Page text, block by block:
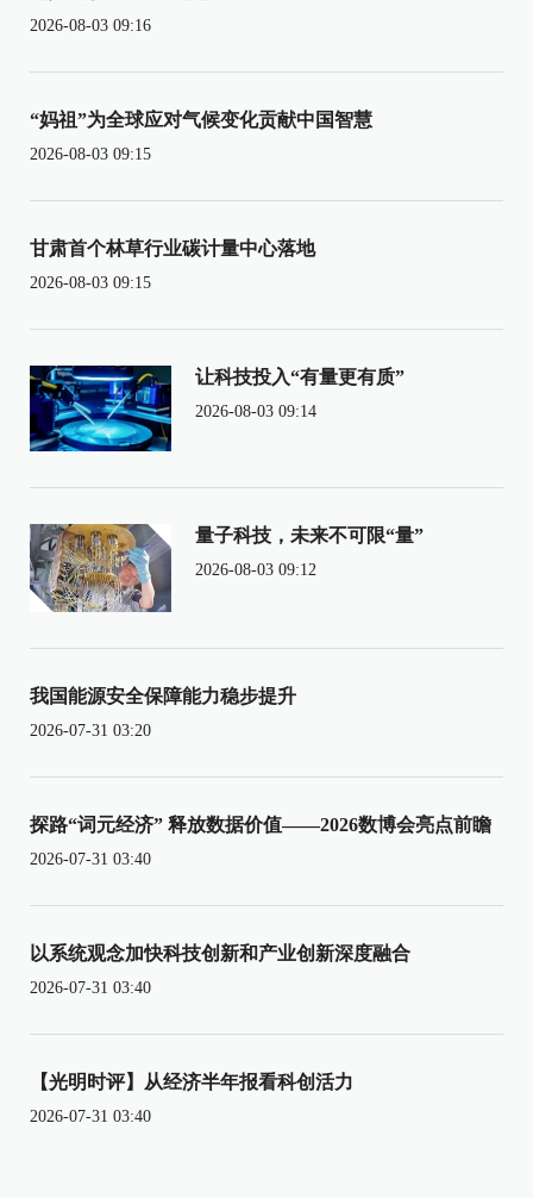
2026-08-03 09:16
“妈祖”为全球应对气候变化贡献中国智慧
2026-08-03 09:15
甘肃首个林草行业碳计量中心落地
2026-08-03 09:15
让科技投入“有量更有质”
2026-08-03 09:14
量子科技，未来不可限“量”
2026-08-03 09:12
我国能源安全保障能力稳步提升
2026-07-31 03:20
探路“词元经济” 释放数据价值——2026数博会亮点前瞻
2026-07-31 03:40
以系统观念加快科技创新和产业创新深度融合
2026-07-31 03:40
【光明时评】从经济半年报看科创活力
2026-07-31 03:40